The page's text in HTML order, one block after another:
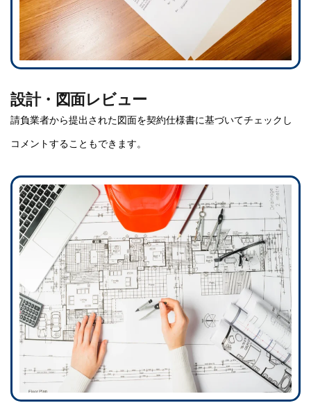
設計・図面レビュー
請負業者から提出された図面を契約仕様書に基づいてチェックし
コメントすることもできます。